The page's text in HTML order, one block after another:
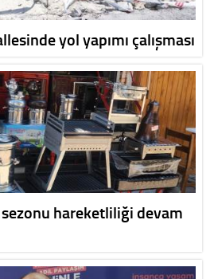
yol yapımı çalışması
hareketliliği devam